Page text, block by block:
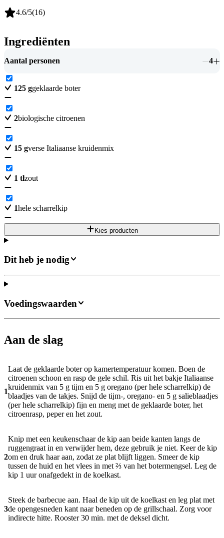
4.6/5(16)
Ingrediënten
Aantal personen 4
125 ggeklaarde boter
2biologische citroenen
15 gverse Italiaanse kruidenmix
1 tlzout
1hele scharrelkip
Kies producten
Dit heb je nodig
Aan de slag
1
Laat de geklaarde boter op kamertemperatuur komen. Boen de
citroenen schoon en rasp de gele schil. Ris uit het bakje Italiaanse
kruidenmix van 5 g tijm en 5 g oregano (per hele scharrelkip) de
blaadjes van de takjes. Snijd de tijm-, oregano- en 5 g salieblaadjes
(per hele scharrelkip) fijn en meng met de geklaarde boter, het
citroenrasp, peper en het zout.
2
Knip met een keukenschaar de kip aan beide kanten langs de
ruggengraat in en verwijder hem, deze gebruik je niet. Keer de kip
om en druk haar aan, zodat ze plat blijft liggen. Smeer de kip
tussen de huid en het vlees in met ⅔ van het botermengsel. Leg de
kip 1 uur onafgedekt in de koelkast.
3
Steek de barbecue aan. Haal de kip uit de koelkast en leg plat met
de opengesneden kant naar beneden op de grillschaal. Zorg voor
indirecte hitte. Rooster 30 min. met de deksel dicht.
Voedingswaarden